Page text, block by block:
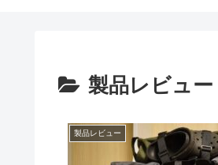
製品レビュー
製品レビュー